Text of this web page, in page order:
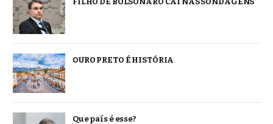
OURO PRETO É HISTÓRIA
Que país é esse?